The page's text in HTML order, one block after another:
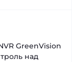
GreenVision
над